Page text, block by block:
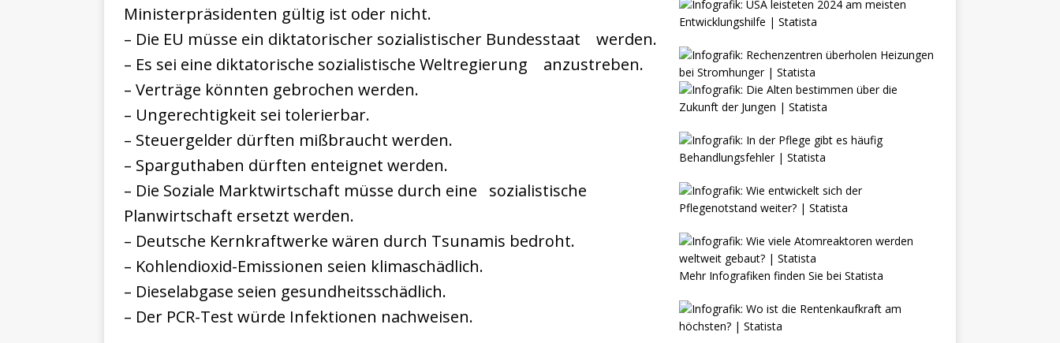
Ministerpräsidenten gültig ist oder nicht.
– Die EU müsse ein diktatorischer sozialistischer Bundesstaat
werden.
– Es sei eine diktatorische sozialistische Weltregierung
anzustreben.
– Verträge könnten gebrochen werden.
– Ungerechtigkeit sei tolerierbar.
– Steuergelder dürften mißbraucht werden.
– Sparguthaben dürften enteignet werden.
– Die Soziale Marktwirtschaft müsse durch eine
sozialistische
Planwirtschaft ersetzt werden.
– Deutsche Kernkraftwerke wären durch Tsunamis bedroht.
– Kohlendioxid-Emissionen seien klimaschädlich.
– Dieselabgase seien gesundheitsschädlich.
– Der PCR-Test würde Infektionen nachweisen.
Mehr Infografiken finden Sie bei Statista